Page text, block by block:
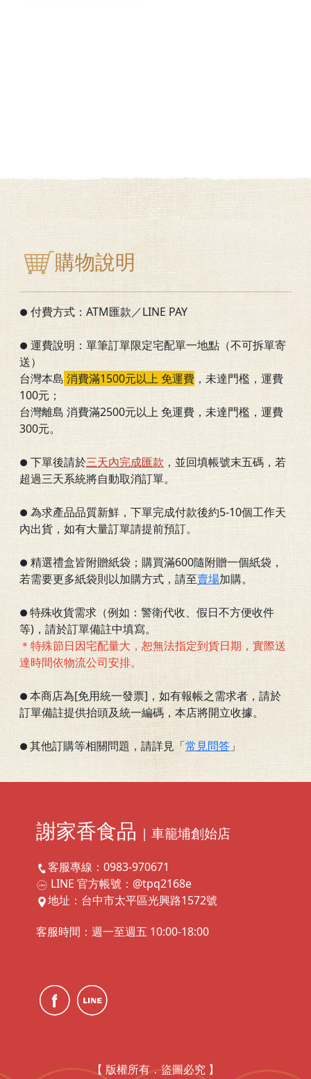
購物說明
● 付費方式：ATM匯款／LINE PAY
● 運費說明：單筆訂單限定宅配單一地點（不可拆單寄
送）
台灣本島 消費滿1500元以上 免運費 ， 未達門檻 ，運費
100元；
台灣離島 消費滿2500元以上 免運費，未達門檻，運費
300元。
● 下單後請於三天內完成匯款 ，並回填帳號末五碼，若
超過三天系統將自動取消訂單。
● 為求產品品質新鮮，下單完成付款後約5-10個工作天
內出貨，如有大量訂單請提前預訂。
● 精選禮盒皆附贈紙袋；購買滿600隨附贈一個紙袋，
若需要更多紙袋則以加購方式，請至賣場加購。
● 特殊收貨需求（例如：警衛代收、假日不方便收件
等)，請於訂單備註中填寫。
＊特殊節日因宅配量大，恕無法指定到貨日期，實際送
達時間依物流公司安排。
● 本商店為[免用統一發票]，如有報帳之需求者，請於
訂單備註提供抬頭及統一編碼，本店將開立收據。
● 其他訂購等相關問題，請詳見「常見問答 」
謝家香食品 | 車籠埔創始店
客服專線：0983-970671
LINE 官方帳號：@tpq2168e
地址：台中市太平區光興路1572號
客服時間：週一至週五 10:00-18:00
【 版權所有．盜圖必究 】